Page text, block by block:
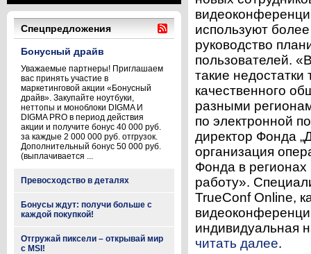
Спецпредложения
Бонусный драйв
Уважаемые партнеры! Приглашаем
вас принять участие в
маркетинговой акции «Бонусный
драйв». Закупайте ноутбуки,
неттопы и моноблоки DIGMA И
DIGMA PRO в период действия
акции и получите бонус 40 000 руб.
за каждые 2 000 000 руб. отгрузок.
Дополнительный бонус 50 000 руб.
(выплачивается ...
Превосходство в деталях
Бонусы ждут: получи больше с
каждой покупкой!
Отгружай пиксели – открывай мир
с MSI!
используют
руководство
пользователей.
такие
качественного
разными
по электронной
директор Фонда
организация
Фонда в
работу».
TrueConf Online,
индивидуальная
читать далее.